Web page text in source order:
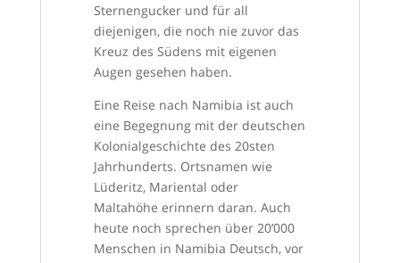
Sternengucker und für all
diejenigen, die noch nie zuvor das
Kreuz des Südens mit eigenen
Augen gesehen haben.
Eine Reise nach Namibia ist auch
eine Begegnung mit der deutschen
Kolonialgeschichte des 20sten
Jahrhunderts. Ortsnamen wie
Lüderitz, Mariental oder
Maltahöhe erinnern daran. Auch
heute noch sprechen über 20’000
Menschen in Namibia Deutsch, vor